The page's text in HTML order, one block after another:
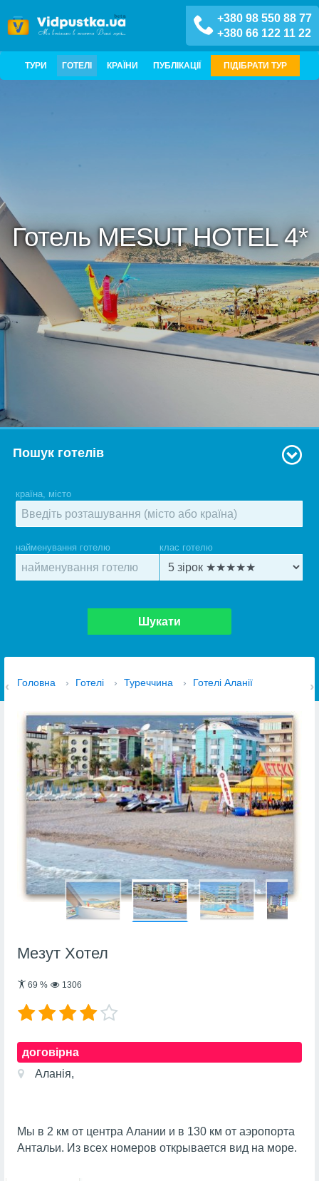
+380 98 550 88 77
+380 66 122 11 22
ТУРИ ГОТЕЛІ КРАЇНИ ПУБЛІКАЦІЇ ПІДІБРАТИ ТУР
Готель MESUT HOTEL 4*
Пошук готелів
країна, місто
найменування готелю клас готелю
Шукати
Головна › Готелі › Туреччина › Готелі Аланії
Мезут Хотел
69 % 1306
договірна
Аланія,
Мы в 2 км от центра Алании и в 130 км от аэропорта
Антальи. Из всех номеров открывается вид на море.